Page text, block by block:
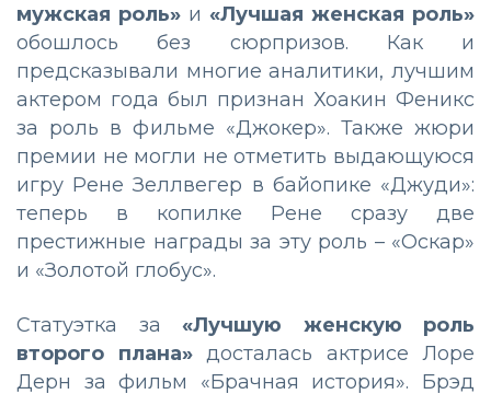
мужская роль» и «Лучшая женская роль»
обошлось без сюрпризов. Как и
предсказывали многие аналитики, лучшим
актером года был признан Хоакин Феникс
за роль в фильме «Джокер». Также жюри
премии не могли не отметить выдающуюся
игру Рене Зеллвегер в байопике «Джуди»:
теперь в копилке Рене сразу две
престижные награды за эту роль – «Оскар»
и «Золотой глобус».
Статуэтка за «Лучшую женскую роль
второго плана»досталась актрисе Лоре
Дерн за фильм «Брачная история». Брэд